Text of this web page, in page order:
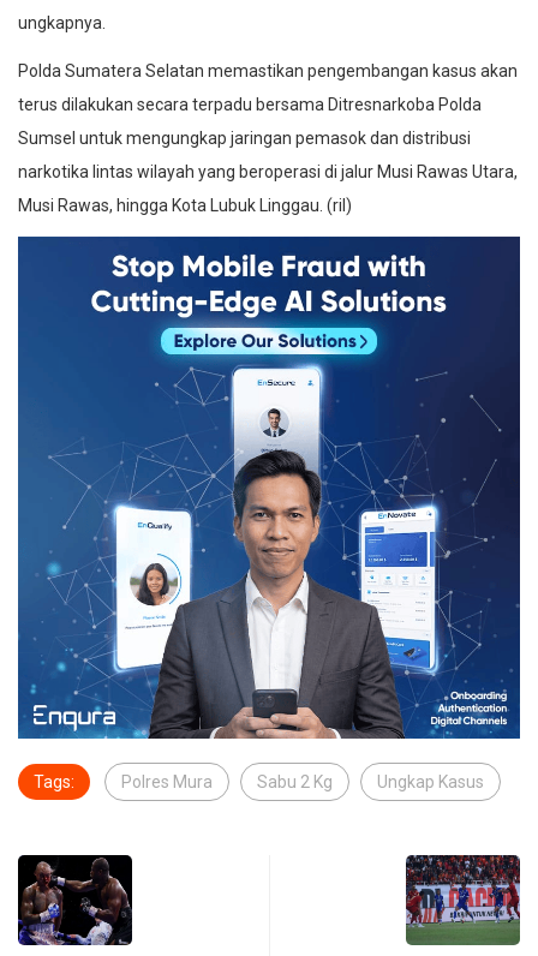
ungkapnya.
Polda Sumatera Selatan memastikan pengembangan kasus akan
terus dilakukan secara terpadu bersama Ditresnarkoba Polda
Sumsel untuk mengungkap jaringan pemasok dan distribusi
narkotika lintas wilayah yang beroperasi di jalur Musi Rawas Utara,
Musi Rawas, hingga Kota Lubuk Linggau. (ril)
Tags: Polres Mura Sabu 2 Kg Ungkap Kasus